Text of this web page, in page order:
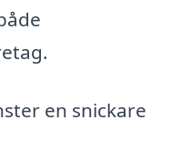
en snickare